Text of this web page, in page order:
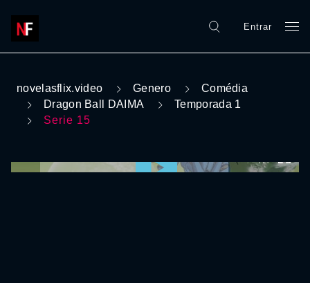
Entrar
novelasflix.video Genero
Comédia
Dragon Ball DAIMA
Temporada 1
Serie 15